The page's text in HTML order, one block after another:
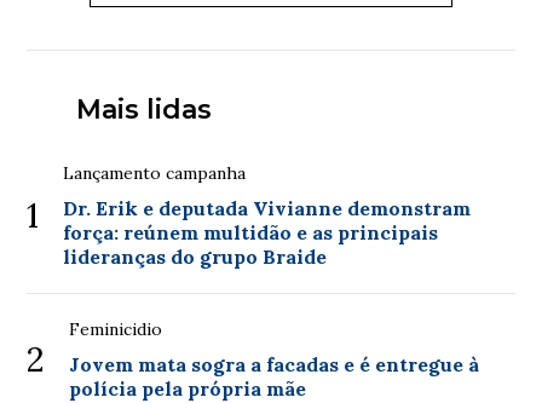
Mais lidas
1
Lançamento campanha
Dr. Erik e deputada Vivianne demonstram
força: reúnem multidão e as principais
lideranças do grupo Braide
2
Feminicidio
Jovem mata sogra a facadas e é entregue à
polícia pela própria mãe